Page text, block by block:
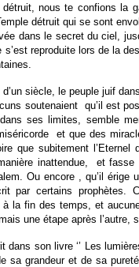
nous te confions la
détruit qui se sont
dans le secret du ciel,
reproduite lors de la
siècle, le peuple juif
soutenaient qu’il est
ses limites, semble
et que des
que subitement l’Eternel
inattendue, et
Ou encore , qu’il
par certains prophètes.
la fin des temps, et
une étape après
dans son livre ‘’ Les
sa grandeur et de sa